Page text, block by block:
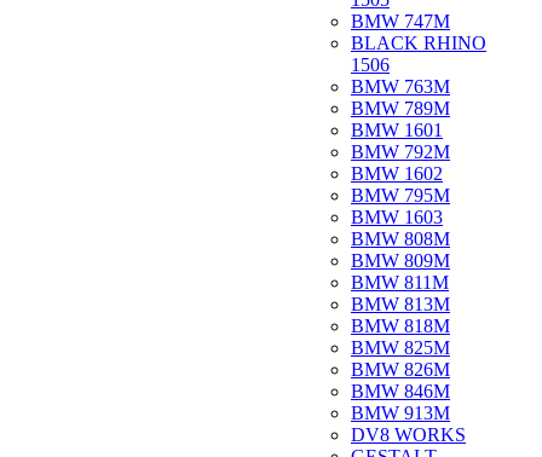
BMW 747M
BLACK RHINO
1506
BMW 763M
BMW 789M
BMW 1601
BMW 792M
BMW 1602
BMW 795M
BMW 1603
BMW 808M
BMW 809M
BMW 811M
BMW 813M
BMW 818M
BMW 825M
BMW 826M
BMW 846M
BMW 913M
DV8 WORKS